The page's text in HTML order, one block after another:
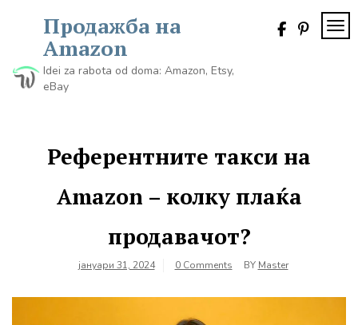
Продажба на
Amazon
Idei za rabota od doma: Amazon, Etsy,
eBay
Референтните такси на
Amazon – колку плаќа
продавачот?
јануари 31, 2024 0 Comments BY Master